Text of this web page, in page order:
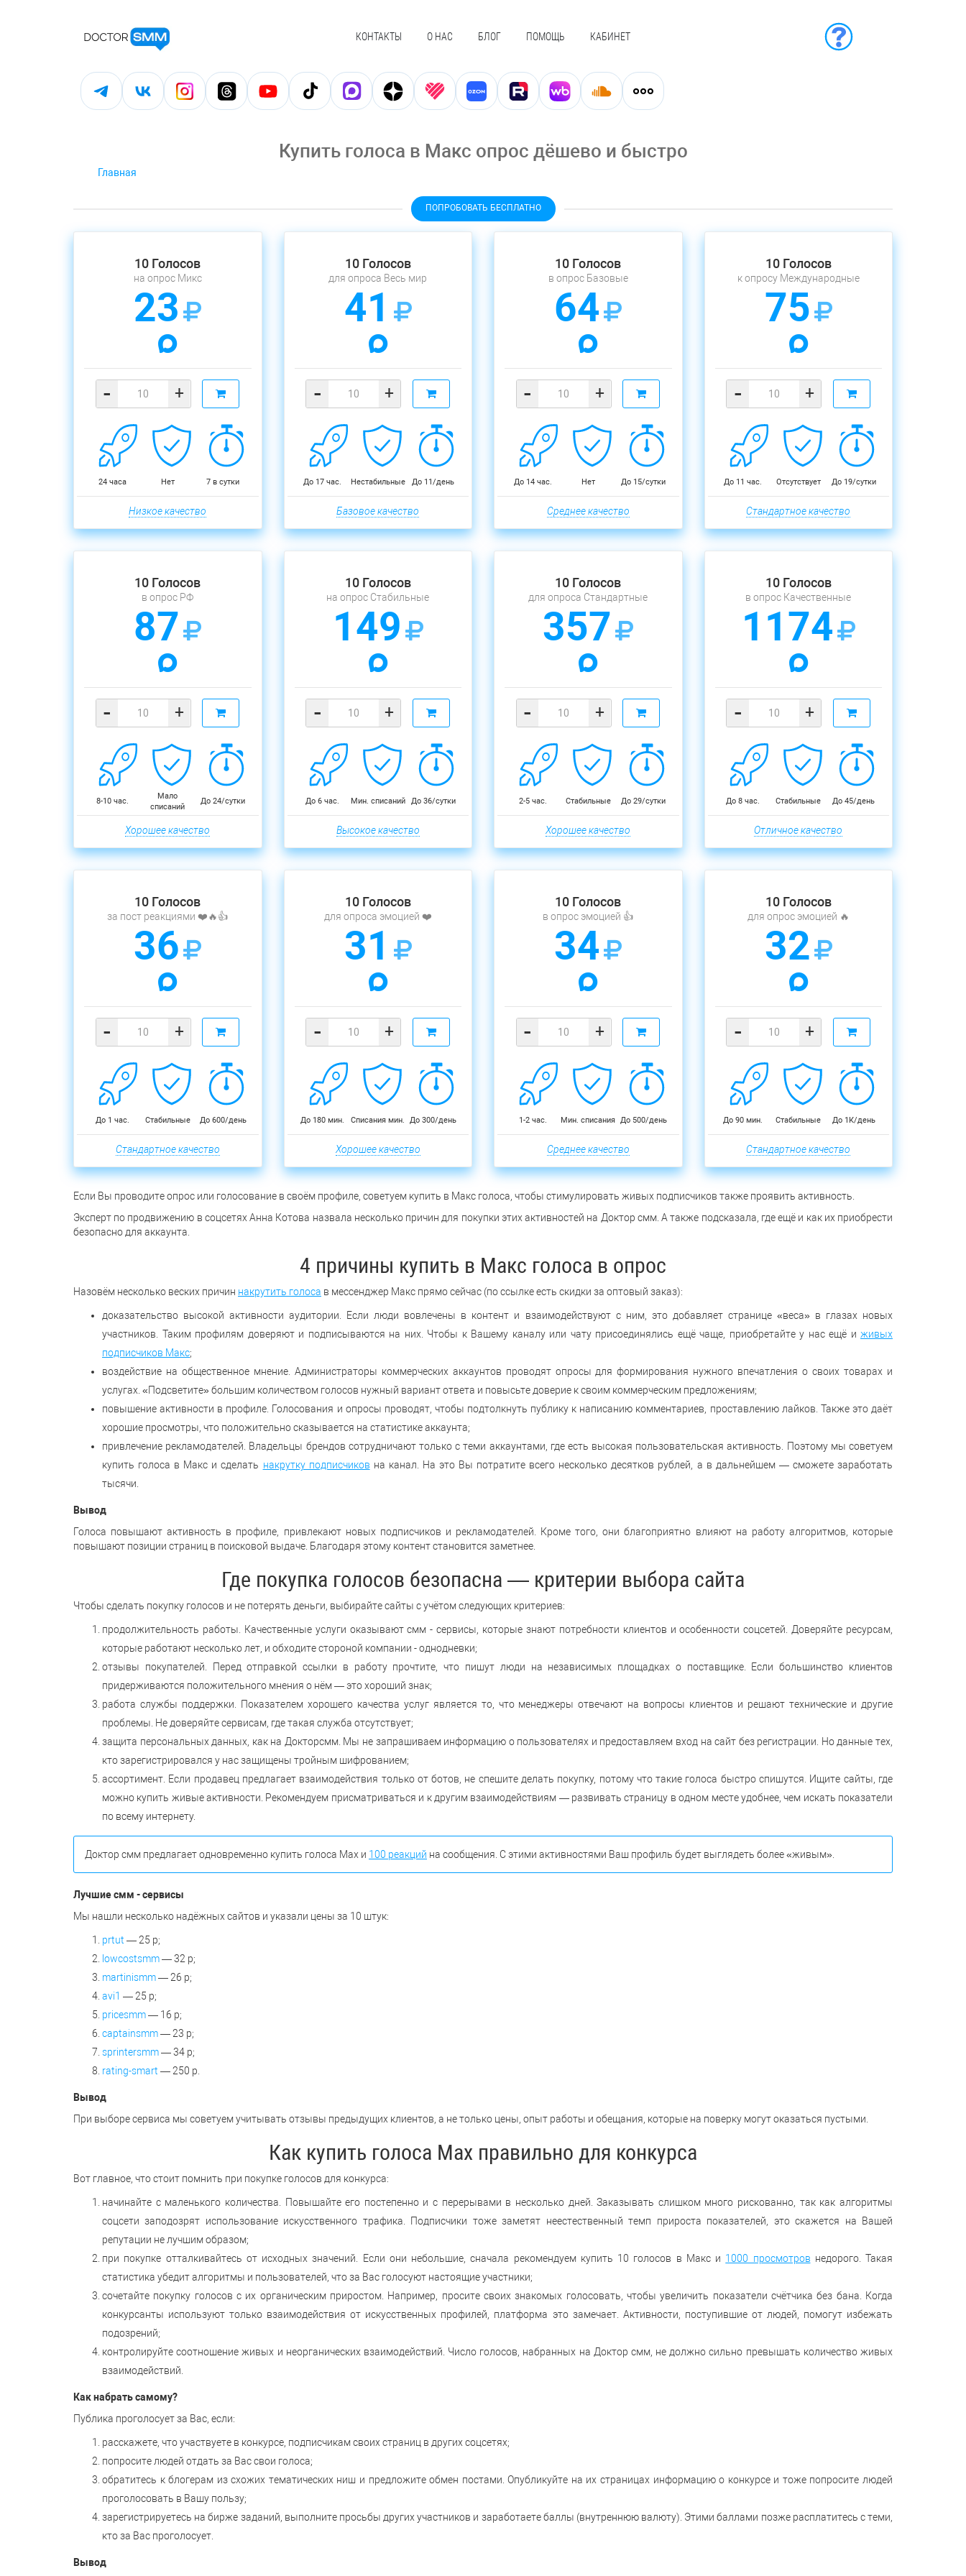
КОНТАКТЫ О НАС БЛОГ ПОМОЩЬ КАБИНЕТ
Купить голоса в Макс опрос дёшево и быстро
Главная
ПОПРОБОВАТЬ БЕСПЛАТНО
10 Голосов
на опрос Микс
23
- +
24 часа Нет 7 в сутки
Низкое качество
10 Голосов
для опроса Весь мир
41
- +
До 17 час. Нестабильные До 11/день
Базовое качество
10 Голосов
в опрос Базовые
64
- +
До 14 час. Нет До 15/сутки
Среднее качество
10 Голосов
к опросу Международные
75
- +
До 11 час. Отсутствует До 19/сутки
Стандартное качество
10 Голосов
в опрос РФ
87
- +
8-10 час.
Мало
списаний
До 24/сутки
Хорошее качество
10 Голосов
на опрос Стабильные
149
- +
До 6 час. Мин. списаний До 36/сутки
Высокое качество
10 Голосов
для опроса Стандартные
357
- +
2-5 час. Стабильные До 29/сутки
Хорошее качество
10 Голосов
в опрос Качественные
1174
- +
До 8 час. Стабильные До 45/день
Отличное качество
10 Голосов
за пост реакциями ❤️🔥👍
36
- +
До 1 час. Стабильные До 600/день
Стандартное качество
10 Голосов
для опроса эмоцией ❤️
31
- +
До 180 мин. Списания мин. До 300/день
Хорошее качество
10 Голосов
в опрос эмоцией 👍
34
- +
1-2 час. Мин. списания До 500/день
Среднее качество
10 Голосов
для опрос эмоцией 🔥
32
- +
До 90 мин. Стабильные До 1К/день
Стандартное качество
Если Вы проводите опрос или голосование в своём профиле, советуем купить в Макс голоса, чтобы стимулировать живых подписчиков также проявить активность.
Эксперт по продвижению в соцсетях Анна Котова назвала несколько причин для покупки этих активностей на Доктор смм. А также подсказала, где ещё и как их приобрести
безопасно для аккаунта.
4 причины купить в Макс голоса в опрос
Назовём несколько веских причин накрутить голоса в мессенджер Макс прямо сейчас (по ссылке есть скидки за оптовый заказ):
доказательство высокой активности аудитории. Если люди вовлечены в контент и взаимодействуют с ним, это добавляет странице «веса» в глазах новых
участников. Таким профилям доверяют и подписываются на них. Чтобы к Вашему каналу или чату присоединялись ещё чаще, приобретайте у нас ещё и живых
подписчиков Макс;
воздействие на общественное мнение. Администраторы коммерческих аккаунтов проводят опросы для формирования нужного впечатления о своих товарах и
услугах. «Подсветите» большим количеством голосов нужный вариант ответа и повысьте доверие к своим коммерческим предложениям;
повышение активности в профиле. Голосования и опросы проводят, чтобы подтолкнуть публику к написанию комментариев, проставлению лайков. Также это даёт
хорошие просмотры, что положительно сказывается на статистике аккаунта;
привлечение рекламодателей. Владельцы брендов сотрудничают только с теми аккаунтами, где есть высокая пользовательская активность. Поэтому мы советуем
купить голоса в Макс и сделать накрутку подписчиков на канал. На это Вы потратите всего несколько десятков рублей, а в дальнейшем — сможете заработать
тысячи.
Вывод
Голоса повышают активность в профиле, привлекают новых подписчиков и рекламодателей. Кроме того, они благоприятно влияют на работу алгоритмов, которые
повышают позиции страниц в поисковой выдаче. Благодаря этому контент становится заметнее.
Где покупка голосов безопасна — критерии выбора сайта
Чтобы сделать покупку голосов и не потерять деньги, выбирайте сайты с учётом следующих критериев:
продолжительность работы. Качественные услуги оказывают смм - сервисы, которые знают потребности клиентов и особенности соцсетей. Доверяйте ресурсам,
которые работают несколько лет, и обходите стороной компании - однодневки;
отзывы покупателей. Перед отправкой ссылки в работу прочтите, что пишут люди на независимых площадках о поставщике. Если большинство клиентов
придерживаются положительного мнения о нём — это хороший знак;
работа службы поддержки. Показателем хорошего качества услуг является то, что менеджеры отвечают на вопросы клиентов и решают технические и другие
проблемы. Не доверяйте сервисам, где такая служба отсутствует;
защита персональных данных, как на Докторсмм. Мы не запрашиваем информацию о пользователях и предоставляем вход на сайт без регистрации. Но данные тех,
кто зарегистрировался у нас защищены тройным шифрованием;
ассортимент. Если продавец предлагает взаимодействия только от ботов, не спешите делать покупку, потому что такие голоса быстро спишутся. Ищите сайты, где
можно купить живые активности. Рекомендуем присматриваться и к другим взаимодействиям — развивать страницу в одном месте удобнее, чем искать показатели
по всему интернету.
Доктор смм предлагает одновременно купить голоса Max и 100 реакций на сообщения. С этими активностями Ваш профиль будет выглядеть более «живым».
Лучшие смм - сервисы
Мы нашли несколько надёжных сайтов и указали цены за 10 штук:
prtut — 25 р;
lowcostsmm— 32 р;
martinismm— 26 р;
avi1 — 25 р;
pricesmm— 16 р;
captainsmm— 23 р;
sprintersmm— 34 р;
rating-smart — 250 р.
Вывод
При выборе сервиса мы советуем учитывать отзывы предыдущих клиентов, а не только цены, опыт работы и обещания, которые на поверку могут оказаться пустыми.
Как купить голоса Max правильно для конкурса
Вот главное, что стоит помнить при покупке голосов для конкурса:
начинайте с маленького количества. Повышайте его постепенно и с перерывами в несколько дней. Заказывать слишком много рискованно, так как алгоритмы
соцсети заподозрят использование искусственного трафика. Подписчики тоже заметят неестественный темп прироста показателей, это скажется на Вашей
репутации не лучшим образом;
при покупке отталкивайтесь от исходных значений. Если они небольшие, сначала рекомендуем купить 10 голосов в Макс и 1000 просмотров недорого. Такая
статистика убедит алгоритмы и пользователей, что за Вас голосуют настоящие участники;
сочетайте покупку голосов с их органическим приростом. Например, просите своих знакомых голосовать, чтобы увеличить показатели счётчика без бана. Когда
конкурсанты используют только взаимодействия от искусственных профилей, платформа это замечает. Активности, поступившие от людей, помогут избежать
подозрений;
контролируйте соотношение живых и неорганических взаимодействий. Число голосов, набранных на Доктор смм, не должно сильно превышать количество живых
взаимодействий.
Как набрать самому?
Публика проголосует за Вас, если:
расскажете, что участвуете в конкурсе, подписчикам своих страниц в других соцсетях;
попросите людей отдать за Вас свои голоса;
обратитесь к блогерам из схожих тематических ниш и предложите обмен постами. Опубликуйте на их страницах информацию о конкурсе и тоже попросите людей
проголосовать в Вашу пользу;
зарегистрируетесь на бирже заданий, выполните просьбы других участников и заработаете баллы (внутреннюю валюту). Этими баллами позже расплатитесь с теми,
кто за Вас проголосует.
Вывод